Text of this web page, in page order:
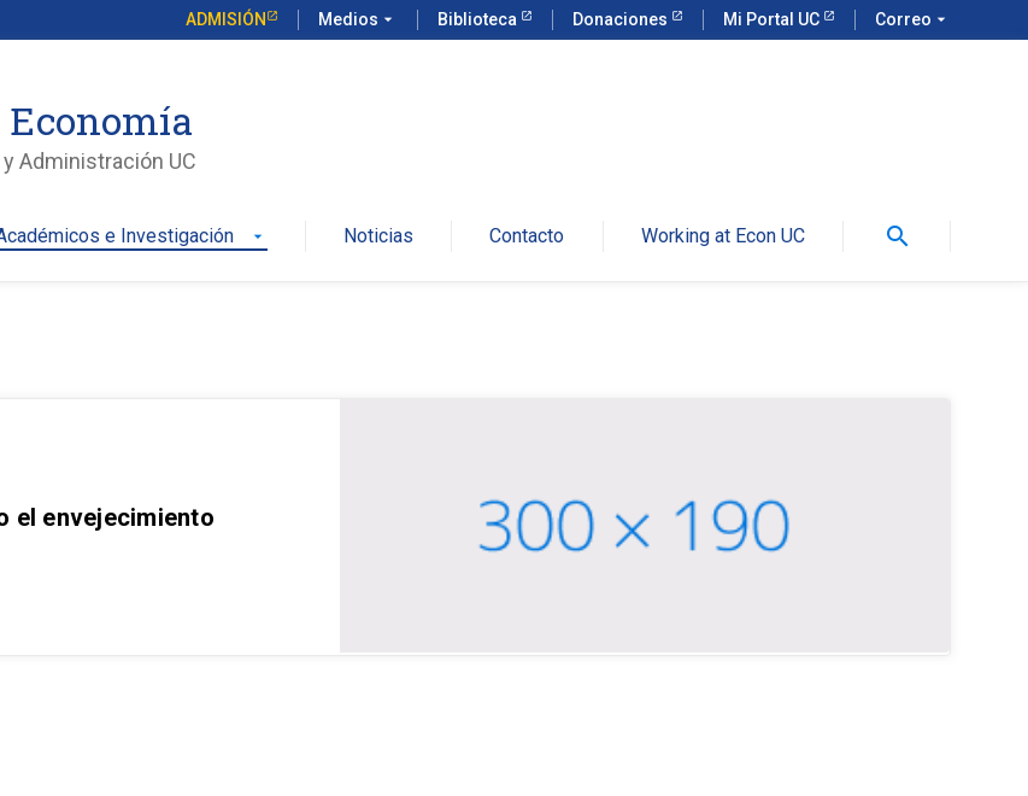
ADMISIÓN Medios arrow_drop_down Biblioteca Donaciones Mi Portal UC Correo arrow_drop_down
Administración UC
e Investigación arrow_drop_down Noticias Contacto Working at Econ UC search
el envejecimiento